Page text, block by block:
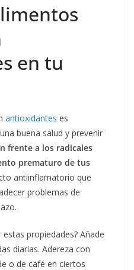
en tu
antioxidantes es
buena salud y prevenir
frente a los radicales
prematuro de tus
antiinflamatorio que
problemas de
propiedades? Añade
diarias. Adereza con
o de café en ciertos